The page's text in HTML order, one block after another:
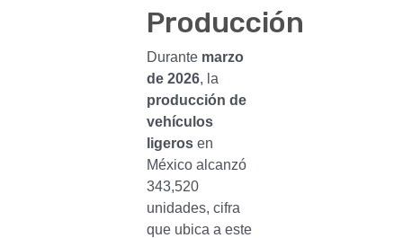
Producción
Durante marzo
de 2026, la
producción de
vehículos
ligeros en
México alcanzó
343,520
unidades, cifra
que ubica a este